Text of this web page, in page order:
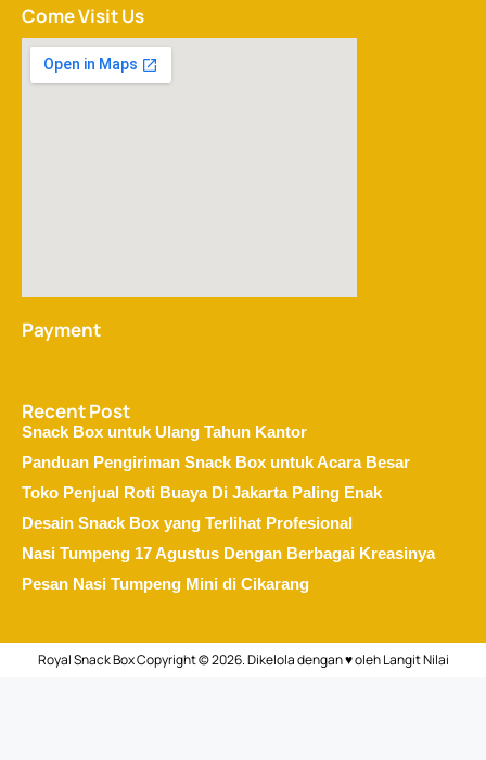
Come Visit Us
Payment
Recent Post
Snack Box untuk Ulang Tahun Kantor
Panduan Pengiriman Snack Box untuk Acara Besar
Toko Penjual Roti Buaya Di Jakarta Paling Enak
Desain Snack Box yang Terlihat Profesional
Nasi Tumpeng 17 Agustus Dengan Berbagai Kreasinya
Pesan Nasi Tumpeng Mini di Cikarang
Royal Snack Box Copyright © 2026. Dikelola dengan ♥ olehLangit Nilai